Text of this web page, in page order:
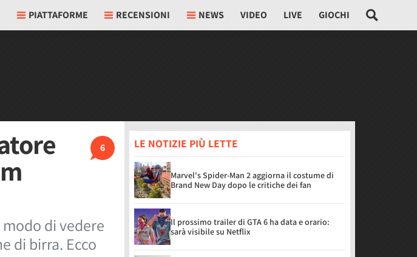
PIATTAFORME RECENSIONI NEWS VIDEO LIVE GIOCHI
6
di vedere
di birra. Ecco
LE NOTIZIE PIÙ LETTE
Marvel's Spider-Man 2 aggiorna il costume di
Brand New Day dopo le critiche dei fan
Il prossimo trailer di GTA 6 ha data e orario:
sarà visibile su Netflix